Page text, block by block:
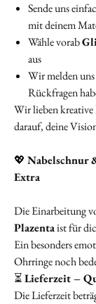
Sende uns
mit deinem
Wähle vorab
aus
Wir melden
Rückfragen
Wir lieben kreative
darauf, deine
💖 Nabelschnur
Extra
Die Einarbeitung
Plazentaist für
Ein besonders
Ohrringe noch
⏳Lieferzeit –
Die Lieferzeit